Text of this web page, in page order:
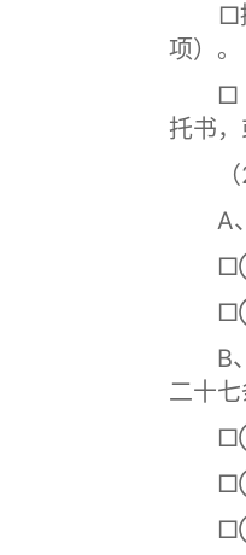
□授
项）。
□ *原
托书
（2
A、
□①律
□②
B、
二十
□①
□②
□③